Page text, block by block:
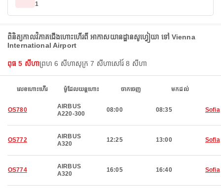
1
ពិនិត្យកាលវិភាគជើងហោះហើរពី អាកាសយានដ្ឋានសូហ្វៀយា ទៅ Vienna
International Airport
ពុធ 5 សីហាព្រហ 6 សីហាសុក្រ 7 សីហាសៅរ៍ 8 សីហា
លេខហោះហើរ ម៉ូដែលយន្តហោះ ចាកចេញ មកដល់
OS780
AIRBUS
A220-300
08:00 08:35 Sofia
OS772
AIRBUS
A320
12:25 13:00 Sofia
OS774
AIRBUS
A320
16:05 16:40 Sofia